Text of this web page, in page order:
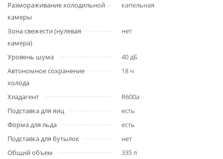
Размораживание холодильной
камеры
капельная
Зона свежести (нулевая
камера)
нет
Уровень шума
40 дБ
Автономное сохранение
холода
18 ч
Хладагент
R600a
Подставка для яиц
есть
Форма для льда
есть
Подставка для бутылок
нет
Общий объем
335 л